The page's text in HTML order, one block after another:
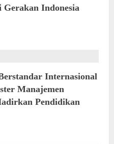
Indonesia
Internasional
Manajemen
Pendidikan